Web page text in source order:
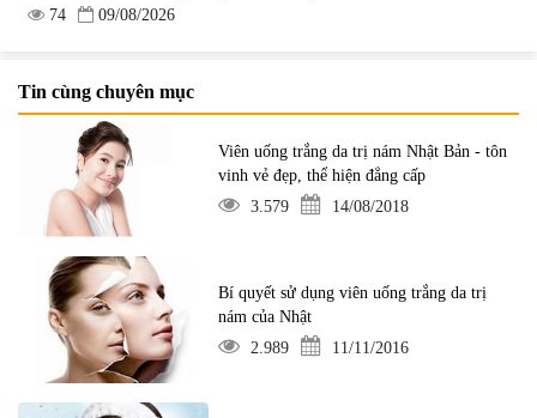
74
09/08/2026
Tin cùng chuyên mục
Viên uống trắng da trị nám Nhật Bản - tôn
vinh vẻ đẹp, thể hiện đẳng cấp
3.579
14/08/2018
Bí quyết sử dụng viên uống trắng da trị
nám của Nhật
2.989
11/11/2016